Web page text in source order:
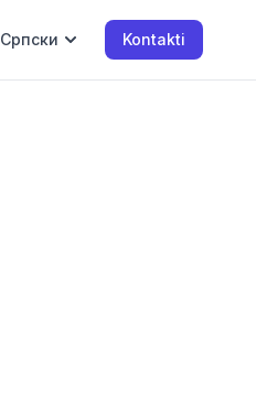
Српски Kontakti